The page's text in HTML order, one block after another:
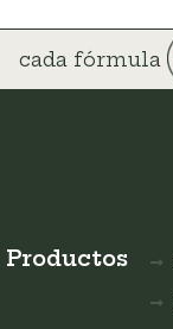
cada fórmula
Productos